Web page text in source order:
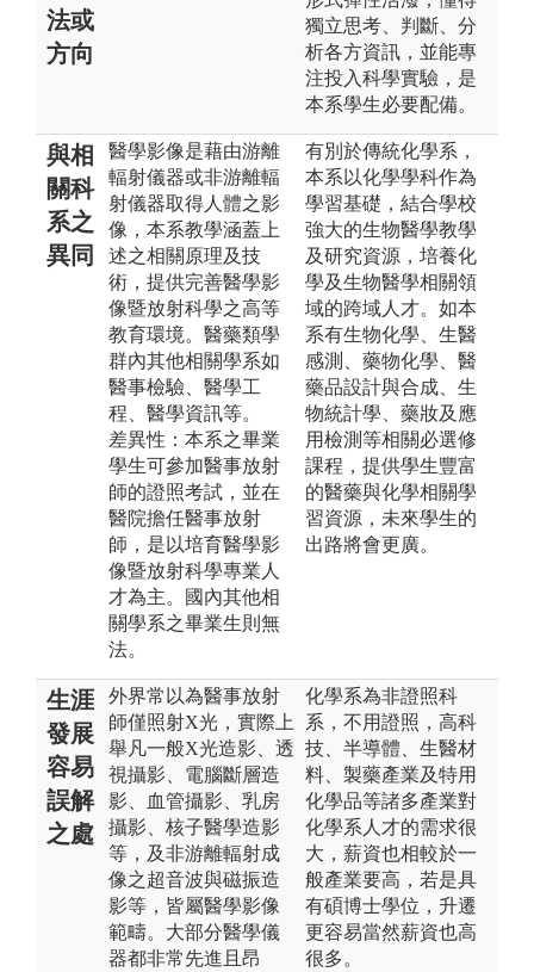
法或
方向
獨立思考、判斷、分
析各方資訊，並能專
注投入科學實驗，是
本系學生必要配備。
與相
關科
系之
異同
醫學影像是藉由游離
輻射儀器或非游離輻
射儀器取得人體之影
像，本系教學涵蓋上
述之相關原理及技
術，提供完善醫學影
像暨放射科學之高等
教育環境。醫藥類學
群內其他相關學系如
醫事檢驗、醫學工
程、醫學資訊等。
差異性：本系之畢業
學生可參加醫事放射
師的證照考試，並在
醫院擔任醫事放射
師，是以培育醫學影
像暨放射科學專業人
才為主。國內其他相
關學系之畢業生則無
法。
有別於傳統化學系，
本系以化學學科作為
學習基礎，結合學校
強大的生物醫學教學
及研究資源，培養化
學及生物醫學相關領
域的跨域人才。如本
系有生物化學、生醫
感測、藥物化學、醫
藥品設計與合成、生
物統計學、藥妝及應
用檢測等相關必選修
課程，提供學生豐富
的醫藥與化學相關學
習資源，未來學生的
出路將會更廣。
生涯
發展
容易
誤解
之處
外界常以為醫事放射
師僅照射X光，實際上
舉凡一般X光造影、透
視攝影、電腦斷層造
影、血管攝影、乳房
攝影、核子醫學造影
等，及非游離輻射成
像之超音波與磁振造
影等，皆屬醫學影像
範疇。大部分醫學儀
器都非常先進且昂
化學系為非證照科
系，不用證照，高科
技、半導體、生醫材
料、製藥產業及特用
化學品等諸多產業對
化學系人才的需求很
大，薪資也相較於一
般產業要高，若是具
有碩博士學位，升遷
更容易當然薪資也高
很多。